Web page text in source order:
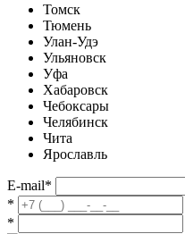
Томск
Тюмень
Улан-Удэ
Ульяновск
Уфа
Хабаровск
Чебоксары
Челябинск
Чита
Ярославль
E-mail*
*
*